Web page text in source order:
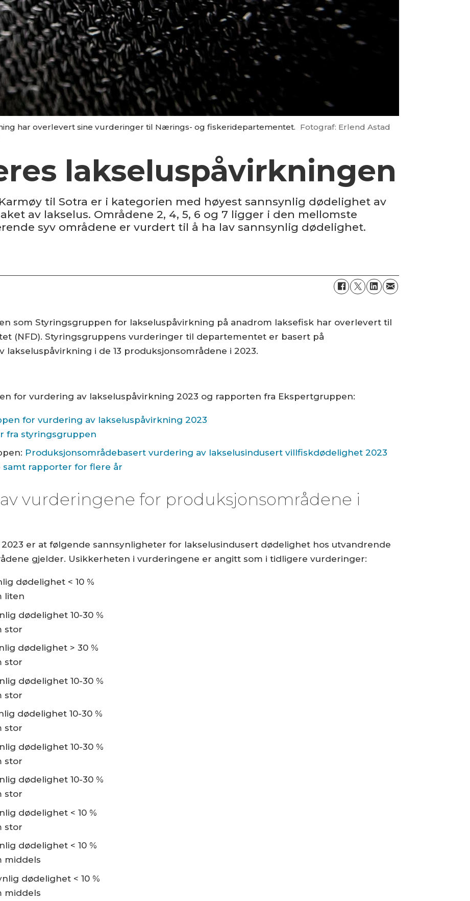
har overlevert sine vurderinger til Nærings- og fiskeridepartementet. Fotograf: Erlend Astad
lakseluspåvirkningen
til Sotra er i kategorien med høyest sannsynlig dødelighet av
av lakselus. Områdene 2, 4, 5, 6 og 7 ligger i den mellomste
syv områdene er vurdert til å ha lav sannsynlig dødelighet.
som Styringsgruppen for lakseluspåvirkning på anadrom laksefisk har overlevert til
(NFD). Styringsgruppens vurderinger til departementet er basert på
i de 13 produksjonsområdene i 2023.
for vurdering av lakseluspåvirkning 2023 og rapporten fra Ekspertgruppen:
for vurdering av lakseluspåvirkning 2023
fra styringsgruppen
Produksjonsområdebasert vurdering av lakselusindusert villfiskdødelighet 2023
rapporter for flere år
vurderingene for produksjonsområdene i
er at følgende sannsynligheter for lakselusindusert dødelighet hos utvandrende
gjelder. Usikkerheten i vurderingene er angitt som i tidligere vurderinger:
dødelighet < 10 %
liten
dødelighet 10-30 %
stor
dødelighet > 30 %
stor
dødelighet 10-30 %
stor
dødelighet 10-30 %
stor
dødelighet 10-30 %
stor
dødelighet 10-30 %
stor
dødelighet < 10 %
stor
dødelighet < 10 %
middels
dødelighet < 10 %
middels